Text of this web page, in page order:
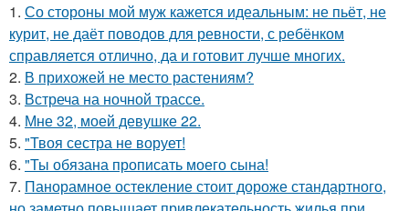
1. Со стороны мой муж кажется идеальным: не пьёт, не
курит, не даёт поводов для ревности, с ребёнком
справляется отлично, да и готовит лучше многих.
2. В прихожей не место растениям?
3. Встреча на ночной трассе.
4. Мне 32, моей девушке 22.
5. "Твоя сестра не ворует!
6. "Ты обязана прописать моего сына!
7. Панорамное остекление стоит дороже стандартного,